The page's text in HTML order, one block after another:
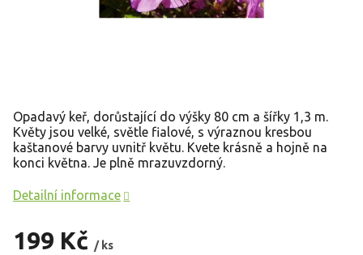
199 Kč / ks
Opadavý keř, dorůstající do výšky 80 cm a šířky 1,3 m.
Květy jsou velké, světle fialové, s výraznou kresbou
kaštanové barvy uvnitř květu. Kvete krásně a hojně na
konci května. Je plně mrazuvzdorný.
Detailní informace